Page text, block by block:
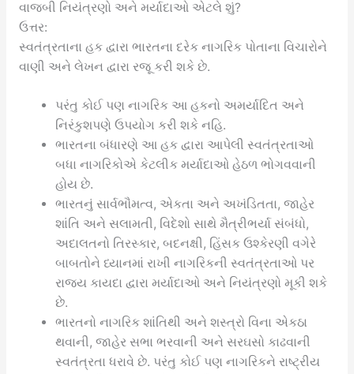
વાજબી નિયંત્રણો અને મર્યાદાઓ એટલે શું?
ઉત્તર:
સ્વતંત્રતાના હક દ્વારા ભારતના દરેક નાગરિક પોતાના વિચારોને
વાણી અને લેખન દ્વારા રજૂ કરી શકે છે.
પરંતુ કોઈ પણ નાગરિક આ હકનો અમર્યાદિત અને
નિરંકુશપણે ઉપયોગ કરી શકે નહિ.
ભારતના બંધારણે આ હક દ્વારા આપેલી સ્વતંત્રતાઓ
બધા નાગરિકોએ કેટલીક મર્યાદાઓ હેઠળ ભોગવવાની
હોય છે.
ભારતનું સાર્વભૌમત્વ, એકતા અને અખંડિતતા, જાહેર
શાંતિ અને સલામતી, વિદેશો સાથે મૈત્રીભર્યા સંબંધો,
અદાલતનો તિરસ્કાર, બદનક્ષી, હિંસક ઉશ્કેરણી વગેરે
બાબતોને ધ્યાનમાં રાખી નાગરિકની સ્વતંત્રતાઓ પર
રાજ્ય કાયદા દ્વારા મર્યાદાઓ અને નિયંત્રણો મૂકી શકે
છે.
ભારતનો નાગરિક શાંતિથી અને શસ્ત્રો વિના એકઠા
થવાની, જાહેર સભા ભરવાની અને સરઘસો કાઢવાની
સ્વતંત્રતા ધરાવે છે. પરંતુ કોઈ પણ નાગરિકને રાષ્ટ્રીય